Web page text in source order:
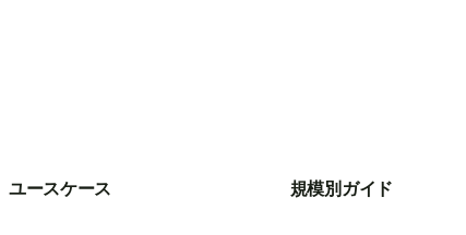
ユースケース 規模別ガイド